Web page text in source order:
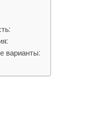
варианты: